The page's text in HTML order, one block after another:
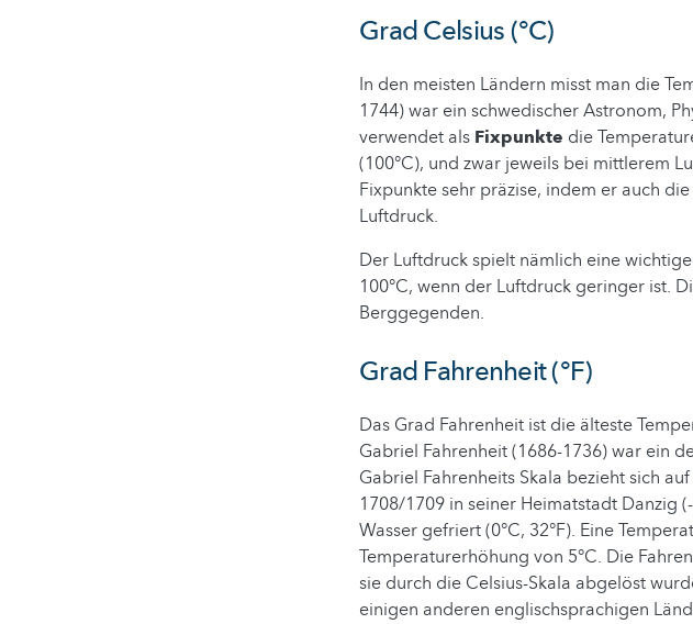
Grad Celsius (°C)
In den meisten Ländern misst man die
1744) war ein schwedischer Astronom,
verwendet als Fixpunkte die
(100°C), und zwar jeweils bei mittlerem
Fixpunkte sehr präzise, indem er auch
Luftdruck.
Der Luftdruck spielt nämlich eine
100°C, wenn der Luftdruck geringer ist.
Berggegenden.
Grad Fahrenheit (°F)
Das Grad Fahrenheit ist die älteste
Gabriel Fahrenheit (1686-1736) war ein
Gabriel Fahrenheits Skala bezieht sich
1708/1709 in seiner Heimatstadt Danzig
Wasser gefriert (0°C, 32°F). Eine
Temperaturerhöhung von 5°C. Die
sie durch die Celsius-Skala abgelöst
einigen anderen englischsprachigen